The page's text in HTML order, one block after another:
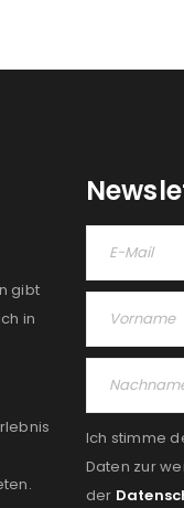
gibt
in
Ich stimme
Daten zur
der